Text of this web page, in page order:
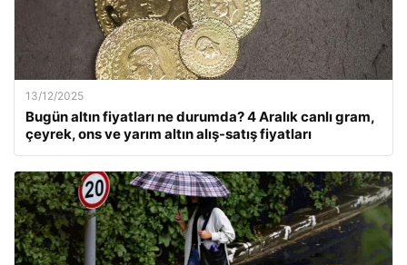
13/12/2025
Bugün altın fiyatları ne durumda? 4 Aralık canlı gram,
çeyrek, ons ve yarım altın alış-satış fiyatları